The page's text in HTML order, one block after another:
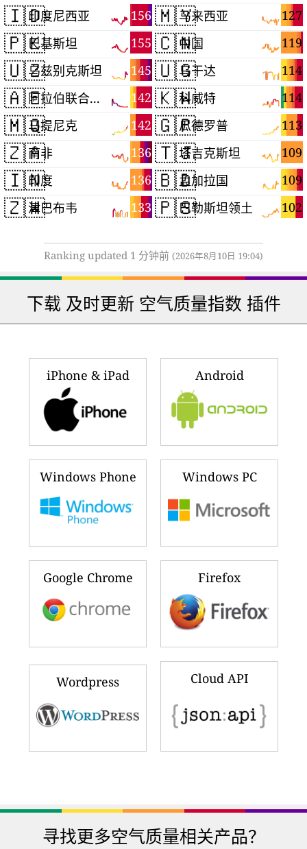
🇮🇩 156
印度尼西亚
🇵🇰 155
巴基斯坦
🇺🇿 145
乌兹别克斯坦
🇦🇪 142
阿拉伯联合酋长国
🇲🇶 142
马提尼克
🇿🇦 136
南非
🇮🇳 136
印度
🇿🇼 133
津巴布韦
🇲🇾 127
马来西亚
🇨🇳 119
中国
🇺🇬 114
乌干达
🇰🇼 114
科威特
🇬🇵 113
瓜德罗普
🇹🇯 109
塔吉克斯坦
🇧🇩 109
孟加拉国
🇵🇸 102
巴勒斯坦领土
Ranking updated 1 分钟前 (2026年8月10日 19:04)
下载 及时更新 空气质量指数 插件
iPhone & iPad Android
Windows Phone Windows PC
Google Chrome Firefox
Wordpress Cloud API
寻找更多空气质量相关产品？